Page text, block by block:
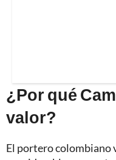
¿Por qué
valor?
El portero colombiano